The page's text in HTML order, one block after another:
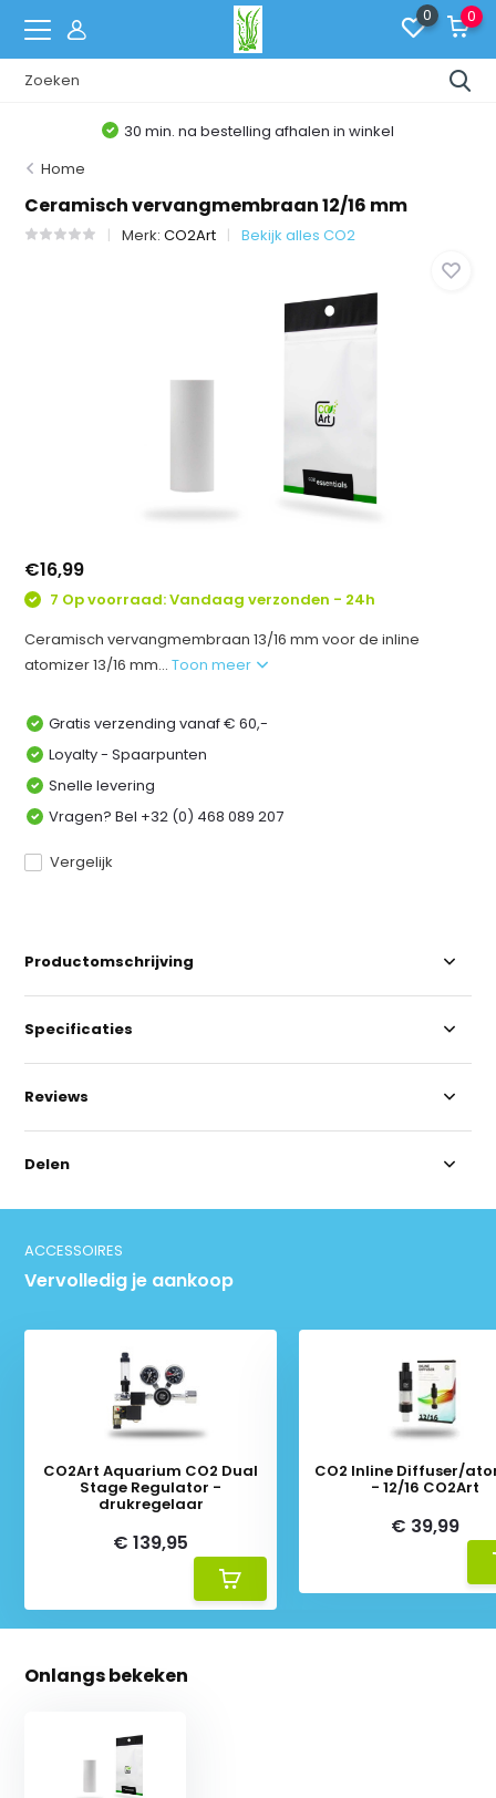
0 0
30 min. na bestelling afhalen in winkel
Home
Ceramisch vervangmembraan 12/16 mm
Merk:CO2Art Bekijk alles CO2
€16,99
7 Op voorraad: Vandaag verzonden - 24h
Ceramisch vervangmembraan 13/16 mm voor de inline
atomizer 13/16 mm...Toon meer
Gratis verzending vanaf € 60,-
Loyalty - Spaarpunten
Snelle levering
Vragen? Bel +32 (0) 468 089 207
Vergelijk
Productomschrijving
Specificaties
Reviews
Delen
ACCESSOIRES
Vervolledig je aankoop
CO2Art Aquarium CO2 Dual
Stage Regulator -
drukregelaar
€ 139,95
CO2 Inline Diffuser/atomizer
- 12/16 CO2Art
€ 39,99
Onlangs bekeken